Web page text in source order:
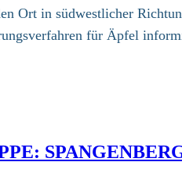
Ort in südwestlicher
für Äpfel